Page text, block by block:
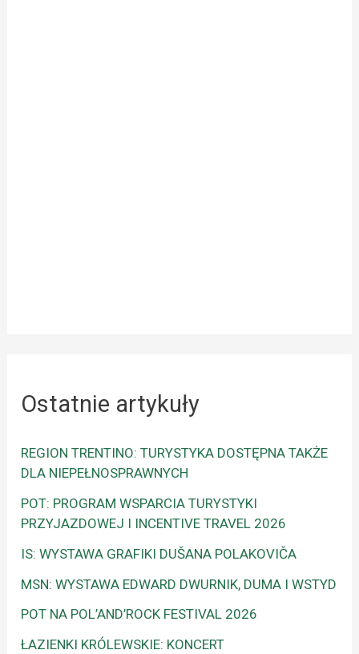
Ostatnie artykuły
REGION TRENTINO: TURYSTYKA DOSTĘPNA TAKŻE
DLA NIEPEŁNOSPRAWNYCH
POT: PROGRAM WSPARCIA TURYSTYKI
PRZYJAZDOWEJ I INCENTIVE TRAVEL 2026
IS: WYSTAWA GRAFIKI DUŠANA POLAKOVIČA
MSN: WYSTAWA EDWARD DWURNIK, DUMA I WSTYD
POT NA POL’AND’ROCK FESTIVAL 2026
ŁAZIENKI KRÓLEWSKIE: KONCERT